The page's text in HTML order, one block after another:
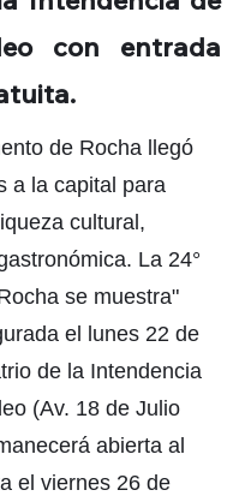
con entrada
de Rocha llegó
a la capital para
cultural,
La 24°
se muestra"
el lunes 22 de
de la Intendencia
(Av. 18 de Julio
abierta al
el viernes 26 de